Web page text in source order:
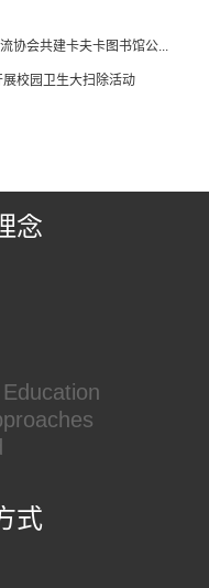
协会共建卡夫卡图书馆公...
校园卫生大扫除活动
念
式